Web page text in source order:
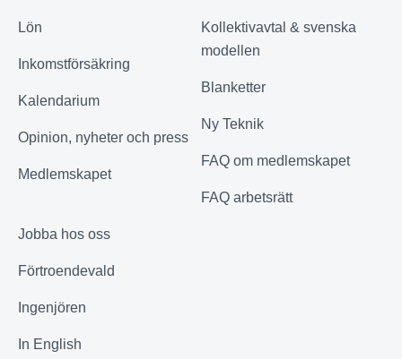
Lön
Inkomstförsäkring
Kalendarium
Opinion, nyheter och press
Medlemskapet
Kollektivavtal & svenska
modellen
Blanketter
Ny Teknik
FAQ om medlemskapet
FAQ arbetsrätt
Jobba hos oss
Förtroendevald
Ingenjören
In English